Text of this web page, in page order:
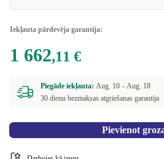
Iekļauta pārdevēja garantija:
1 662,11 €
Piegāde iekļauta: Aug. 10 –Aug. 18
30 dienu bezmaksas atgriešanas garantija
Pievienot